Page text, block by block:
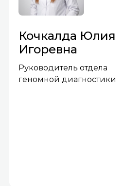
Кочкалда Юлия
Игоревна
Руководитель отдела
геномной диагностики